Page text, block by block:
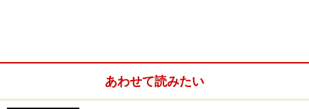
ために生きる時間は持ちにくいものです。
夫や子どものために、食事の仕度をして、部屋を整えて
あわせて読みたい